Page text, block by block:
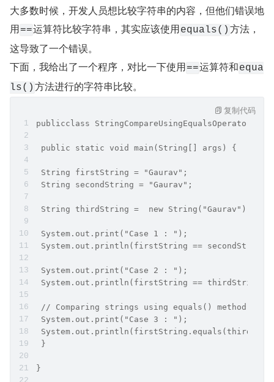
大多数时候，开发人员想比较字符串的内容，但他们错误地
用==运算符比较字符串，其实应该使用equals() 方法，
这导致了一个错误。
下面，我给出了一个程序，对比一下使用==运算符和equa
ls() 方法进行的字符串比较。
publicclass StringCompareUsingEqualsOperator {
public static void main(String[] args) {
String firstString = "Gaurav";
String secondString = "Gaurav";
String thirdString =  new String("Gaurav");
System.out.print("Case 1 : ");
System.out.println(firstString ==
System.out.print("Case 2 : ");
System.out.println(firstString ==
// Comparing strings using equals() method
System.out.print("Case 3 : ");
}
}
复制代码